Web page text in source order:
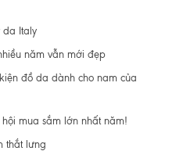
da Italy
năm vẫn mới đẹp
đồ da dành cho nam của
mua sắm lớn nhất năm!
thắt lưng